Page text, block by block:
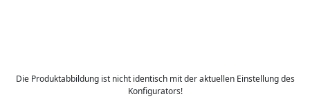
Die Produktabbildung ist nicht identisch mit der aktuellen Einstellung des
Konfigurators!